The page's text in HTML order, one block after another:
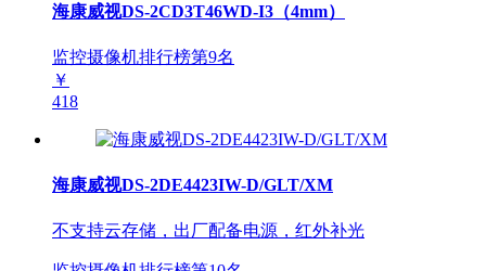
海康威视DS-2CD3T46WD-I3（4mm）
监控摄像机排行榜第9名
￥
418
海康威视DS-2DE4423IW-D/GLT/XM
不支持云存储，出厂配备电源，红外补光